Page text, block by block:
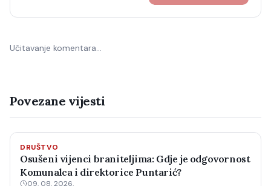
Učitavanje komentara…
Povezane vijesti
DRUŠTVO
Osušeni vijenci braniteljima: Gdje je odgovornost
Komunalca i direktorice Puntarić?
09. 08. 2026.